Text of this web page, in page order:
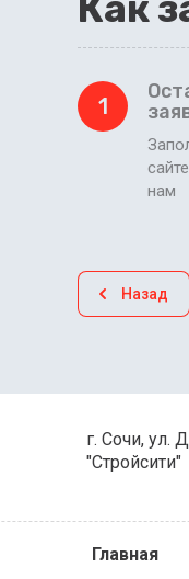
1
нам
Назад
г. Сочи, ул.
"Стройсити"
Главная